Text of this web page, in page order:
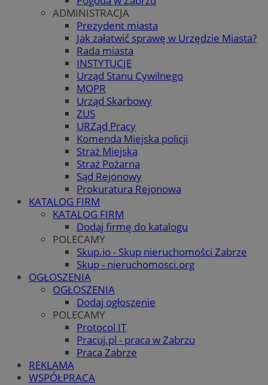
ADMINISTRACJA
Prezydent miasta
Jak załatwić sprawę w Urzędzie Miasta?
Rada miasta
INSTYTUCJE
Urząd Stanu Cywilnego
MOPR
Urząd Skarbowy
ZUS
URZąd Pracy
Komenda Miejska policji
Straż Miejska
Straż Pożarna
Sąd Rejonowy
Prokuratura Rejonowa
KATALOG FIRM
KATALOG FIRM
Dodaj firmę do katalogu
POLECAMY
Skup.io - Skup nieruchomości Zabrze
Skup - nieruchomosci.org
OGŁOSZENIA
OGŁOSZENIA
Dodaj ogłoszenie
POLECAMY
Protocol IT
Pracuj.pl - praca w Zabrzu
Praca Zabrze
REKLAMA
WSPÓŁPRACA